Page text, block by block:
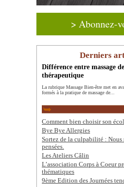
> Abonnez-
Derniers
Différence entre massage
thérapeutique
La rubrique Massage Bien-être met en
formés à la pratique de massage de...
Comment bien choisir son
Bye Bye Allergies
Sortez de la culpabilité : Nous
pensées.
Les Ateliers Câlin
L’association Corps à Coeur
thématiques
9ème Edition des Journées